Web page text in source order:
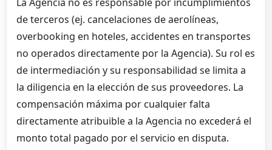
de terceros (ej. cancelaciones de aerolíneas,
overbooking en hoteles, accidentes en transportes
no operados directamente por la Agencia). Su rol es
de intermediación y su responsabilidad se limita a
la diligencia en la elección de sus proveedores. La
compensación máxima por cualquier falta
directamente atribuible a la Agencia no excederá el
monto total pagado por el servicio en disputa.